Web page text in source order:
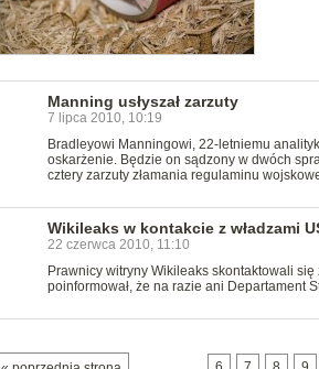
Manning usłyszał zarzuty
7 lipca 2010, 10:19
Bradleyowi Manningowi, 22-letniemu
oskarżenie. Będzie on sądzony w dwóch
cztery zarzuty złamania regulaminu
Wikileaks w kontakcie z władzami
22 czerwca 2010, 11:10
Prawnicy witryny Wikileaks skontaktowali
poinformował, że na razie ani Departament